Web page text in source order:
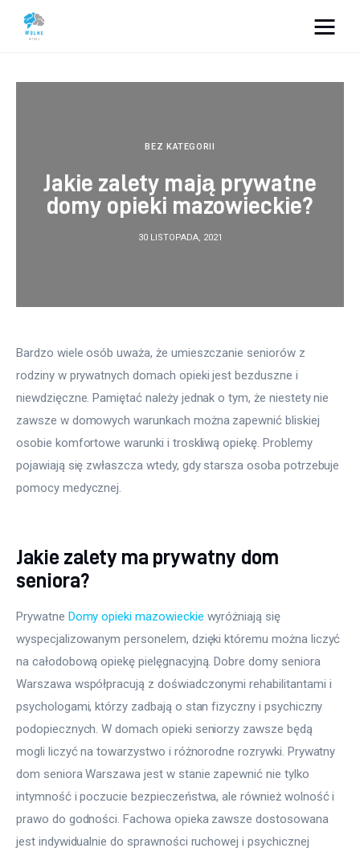
Dom i ogród
Więcej
BEZ KATEGORII
Jakie zalety mają prywatne
domy opieki mazowieckie?
30 LISTOPADA, 2021
Bardzo wiele osób uważa, że umieszczanie seniorów z
rodziny w prywatnych domach opieki jest bezduszne i
niewdzięczne. Pamiętać należy jednak o tym, że niestety nie
zawsze w domowych warunkach można zapewnić bliskiej
osobie komfortowe warunki i troskliwą opiekę. Problemy
pojawiają się zwłaszcza wtedy, gdy starsza osoba potrzebuje
pomocy medycznej.
Jakie zalety ma prywatny dom
seniora?
Prywatne Domy opieki mazowieckie wyróżniają się
wyspecjalizowanym personelem, dzięki któremu można liczyć
na całodobową opiekę pielęgnacyjną. Dobre domy seniora
Warszawa współpracują z doświadczonymi rehabilitantami i
psychologami, którzy zadbają o stan fizyczny i psychiczny
podopiecznych. W domach opieki seniorzy zawsze będą
mogli liczyć na towarzystwo i różnorodne rozrywki. Prywatny
dom seniora Warszawa jest w stanie zapewnić nie tylko
intymność i poczucie bezpieczeństwa, ale również wolność i
prawo do godności. Fachowa opieka zawsze dostosowana
jest indywidualnie do sprawności ruchowej i psychicznej